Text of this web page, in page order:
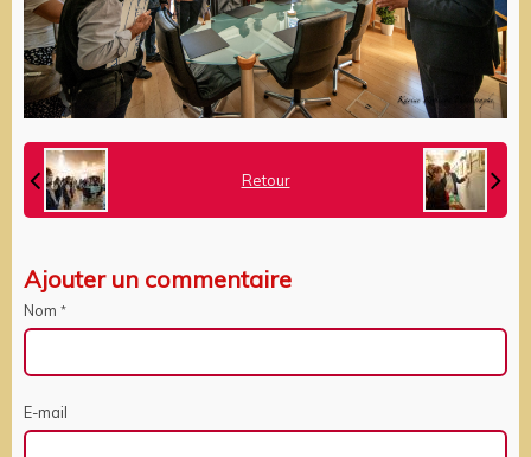
Retour
Ajouter un commentaire
Nom
E-mail